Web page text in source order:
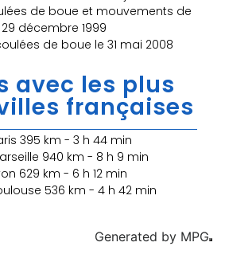
de boue et mouvements de
décembre 1999
de boue le 31 mai 2008
avec les plus
françaises
395 km - 3 h 44 min
940 km - 8 h 9 min
629 km - 6 h 12 min
536 km - 4 h 42 min
Generated by MPG